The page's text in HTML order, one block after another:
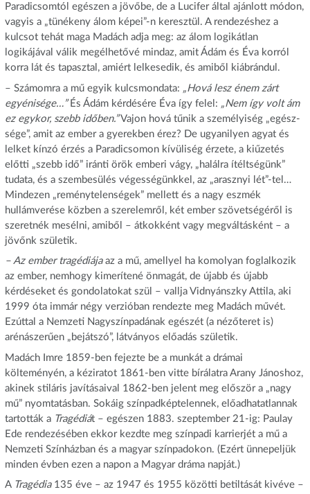
Paradicsomtól egészen a jövőbe, de a Lucifer által ajánlott módon,
vagyis a „tünékeny álom képei”-n keresztül. A rendezéshez a
kulcsot tehát maga Madách adja meg: az álom logikátlan
logikájával válik megélhetővé mindaz, amit Ádám és Éva korról
korra lát és tapasztal, amiért lelkesedik, és amiből kiábrándul.
– Számomra a mű egyik kulcsmondata: „Hová lesz énem zárt
egyénisége…”És Ádám kérdésére Éva így felel: „Nem így volt ám
ez egykor, szebb időben.”Vajon hová tűnik a személyiség „egész-
sége”, amit az ember a gyerekben érez? De ugyanilyen agyat és
lelket kínzó érzés a Paradicsomon kívüliség érzete, a kiűzetés
előtti „szebb idő” iránti örök emberi vágy, „halálra ítéltségünk”
tudata, és a szembesülés végességünkkel, az „arasznyi lét”-tel…
Mindezen „reménytelenségek” mellett és a nagy eszmék
hullámverése közben a szerelemről, két ember szövetségéről is
szeretnék mesélni, amiből – átkokként vagy megváltásként – a
jövőnk születik.
– Az ember tragédiája az a mű, amellyel ha komolyan foglalkozik
az ember, nemhogy kimerítené önmagát, de újabb és újabb
kérdéseket és gondolatokat szül – vallja Vidnyánszky Attila, aki
1999 óta immár négy verzióban rendezte meg Madách művét.
Ezúttal a Nemzeti Nagyszínpadának egészét (a nézőteret is)
arénászerűen „bejátszó”, látványos előadás születik.
Madách Imre 1859-ben fejezte be a munkát a drámai
költeményén, a kéziratot 1861-ben vitte bírálatra Arany Jánoshoz,
akinek stiláris javításaival 1862-ben jelent meg először a „nagy
mű” nyomtatásban. Sokáig színpadképtelennek, előadhatatlannak
tartották a Tragédiát – egészen 1883. szeptember 21-ig: Paulay
Ede rendezésében ekkor kezdte meg színpadi karrierjét a mű a
Nemzeti Színházban és a magyar színpadokon. (Ezért ünnepeljük
minden évben ezen a napon a Magyar dráma napját.)
A Tragédia135 éve – az 1947 és 1955 közötti betiltását kivéve –